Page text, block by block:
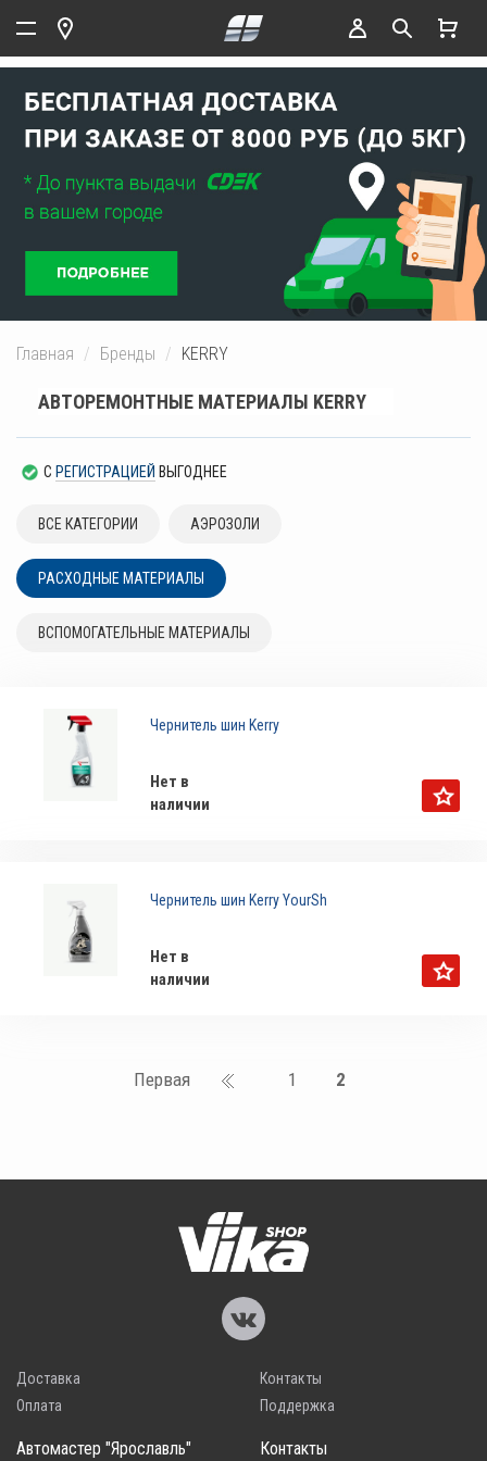
Главная Бренды KERRY
АВТОРЕМОНТНЫЕ МАТЕРИАЛЫ KERRY
С РЕГИСТРАЦИЕЙ ВЫГОДНЕЕ
ВСЕ КАТЕГОРИИ АЭРОЗОЛИ
РАСХОДНЫЕ МАТЕРИАЛЫ
ВСПОМОГАТЕЛЬНЫЕ МАТЕРИАЛЫ
Чернитель шин Kerry
Нет в
наличии
Чернитель шин Kerry YourSh
Нет в
наличии
Первая 1 2
Доставка
Оплата
Контакты
Поддержка
Автомастер "Ярославль" Контакты